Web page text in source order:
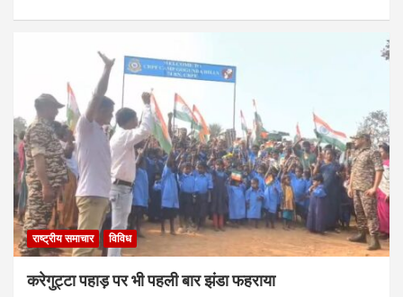
राष्ट्रीय समाचार विविध
करेगुट्टा पहाड़ पर भी पहली बार झंडा फहराया